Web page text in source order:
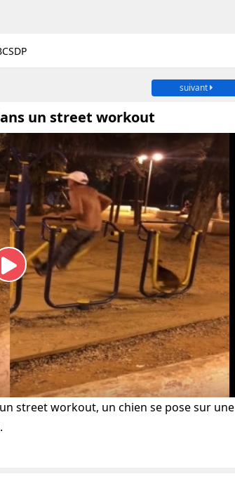
suivant
un street workout
street workout, un chien se pose sur une